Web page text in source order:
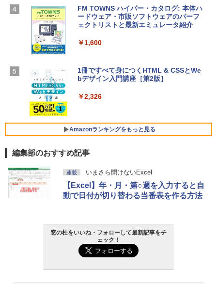
ラ、Touch ID - ミッドナイト + 3年延長
AppleCare+ for 13インチMacBook Air
(M5)|ダウンロード版
￥347,600
【Amazon.co.jp限定】 HP ノートパソコ
ン 15-fd 15.6インチ 16GBメモリ 512GB
SSD インテル Core 5
￥129,800
FMV ノートパソコン WE1-K3 (MS 365 P
ersonal/Copilotキー搭載/Win 11/15.6型/
VWK3E15W_AZ
￥120,000
Robloxギフトカード - 1000 Robux 【限
定バーチャルアイテムを含む】 【オンラ
インゲームコード】 ロブロックス |オン
Microsoft Office Home 2024(最新 永続
0/mac対応|PC2台
FM TOWNS ハイパー・カタログ: 本体ハ
ードウェア・市販ソフトウェアのパーフ
ェクトリストと最新エミュレータ紹介
￥1,600
1冊ですべて身につくHTML & CSSとWe
bデザイン入門講座［第2版］
￥2,326
Amazonランキングをもっと見る
Amazon Kindle Paperwhite (16GB) 7イ
ンチディスプレイ、色調調節ライト、12
週間持続バッテリー、広告なし、ブラッ
ク
Amazon Kindle - 目に優しい、かさばら
ない、大きな画面で読みやすい、6週間持
続バッテリー、6インチディスプレイ電子
し
編集部のおすすめ記事
連載 いまさら聞けないExcel
【Excel】年・月・第○週を入力すると自
動で日付が切り替わる当番表を作る方法
窓の杜をいいね・フォローして最新記事をチ
ェック！